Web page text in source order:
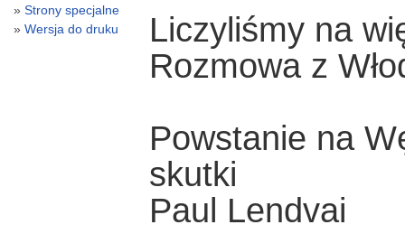
Liczyliśmy na
Rozmowa z
Powstanie na
skutki
Paul Lendvai
Strony specjalne
Wersja do druku